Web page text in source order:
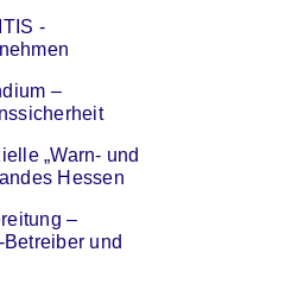
-
–
„Warn- und
Hessen
Fenster
–
und
Fenster